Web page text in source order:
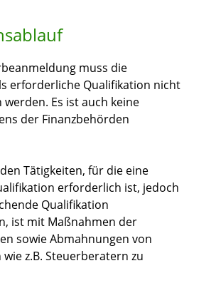
muss die
erforderliche Qualifikation nicht
werden. Es ist auch keine
der Finanzbehörden
Tätigkeiten, für die eine
erforderlich ist, jedoch
Qualifikation
ist mit Maßnahmen der
sowie Abmahnungen von
z.B. Steuerberatern zu